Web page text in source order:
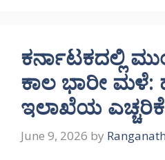
ಕರ್ನಾಟಕದಲ್ಲಿ
ಕಾಲ ಭಾರೀ
ಇಲಾಖೆಯ ಎಚ್ಚರಿಕೆ
June 9, 2026 by Ranganath